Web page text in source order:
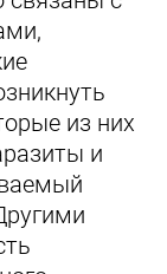
из них
и